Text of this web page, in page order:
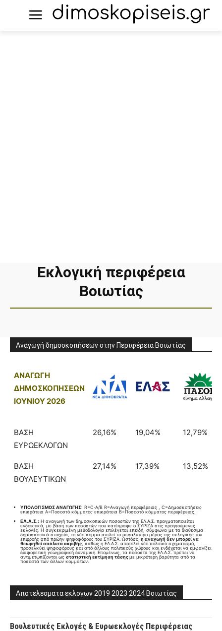
Εκλογική περιφέρεια
Βοιωτίας
Αναγωγή δημοσκοπήσεων στην Περιφέρεια Βοιωτίας
ΑΝΑΓΩΓΗ
ΔΗΜΟΣΚΟΠΗΣΕΩΝ
ΙΟΥΝΙΟΥ 2026
ΒΑΣΗ
ΕΥΡΩΕΚΛΟΓΩΝ
26,16% 19,04% 12,79%
ΒΑΣΗ
ΒΟΥΛΕΥΤΙΚΩΝ
27,14% 17,39% 13,52%
ΥΠΟΛΟΓΙΣΜΟΣ ΑΝΑΓΩΓΗΣ: R=C⋅A/B​ R=Aναγωγή περιφέρειας , C=Δημοσκοπήσεις
επικράτεια A=Ποσοστό κόμματος επικράτεια B=Ποσοστό κόμματος περιφέρειας.
ΕΛ.Α.Σ.: Η αναγωγή των δημοσκοπικών ποσοστών της ΕΛ.Α.Σ. πραγματοποιείται
ενδεικτικά, με βάση των ποσοστών που κατέγραψε ο ΣΥΡΙΖΑ στις προηγούμενες
εκλογές. Η συγκεκριμένη μεθοδολογία επιλέγεται επειδή, σύμφωνα με τα διαθέσιμα
δημοσκοπικά στοιχεία, το νέο κόμμα αντλεί το μεγαλύτερο μέρος της εκλογικής του
επιρροής από πρώην ψηφοφόρους του ΣΥΡΙΖΑ. Ωστόσο, η αναγωγή δεν μπορεί να
θεωρηθεί απόλυτα ακριβής , καθώς η ΕΛ.Α.Σ. αποτελεί νέο πολιτικό σχηματισμό,
προσελκύει ψηφοφόρους και από άλλους πολιτικούς χώρους και ενδέχεται να εμφανίζει
διαφορετική γεωγραφική δυναμική. Επομένως, τα ποσοστά της ΕΛ.Α.Σ. πρέπει να
αντιμετωπίζονται ωςστατιστική εκτίμηση τάσηςμε μικρότερη βαρύτητα από τα
ποσοστά των άλλων κομμάτων.
Αποτελεσματα εκλογων 2019 2023 2024 Βοιωτίας